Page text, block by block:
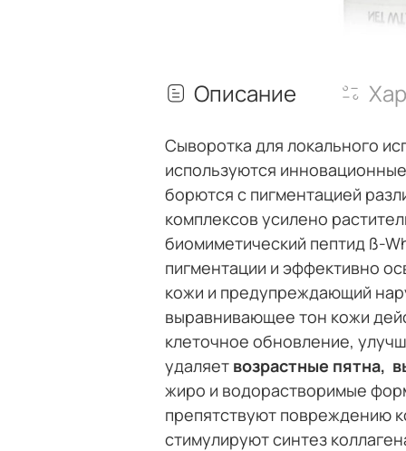
Описание
Сыворотка для локального
используются
борются с пигментацией
комплексов усилено
биомиметический пептид ß-
пигментации и эффективно
кожи и предупреждающий
выравнивающее тон кожи
клеточное обновление,
удаляет возрастные пятна,
жиро и водорастворимые
препятствуют повреждению
стимулируют синтез